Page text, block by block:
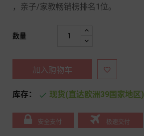
，亲子/家教畅销榜排名1位。
数量
加入购物车 
库存：  现货(直达欧洲39国家地区)
安全支付 极速交付